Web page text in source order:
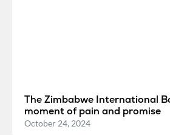
The Zimbabwe International
moment of pain and promise
October 24, 2024